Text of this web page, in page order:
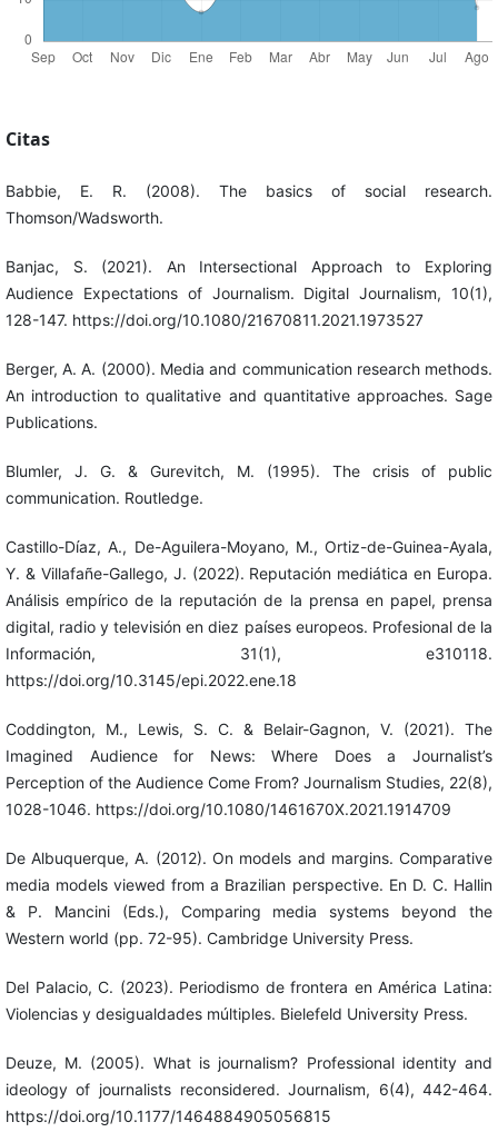
Citas
Babbie, E. R. (2008). The basics of social research.
Thomson/Wadsworth.
Banjac, S. (2021). An Intersectional Approach to Exploring
Audience Expectations of Journalism. Digital Journalism, 10(1),
128-147. https://doi.org/10.1080/21670811.2021.1973527
Berger, A. A. (2000). Media and communication research methods.
An introduction to qualitative and quantitative approaches. Sage
Publications.
Blumler, J. G. & Gurevitch, M. (1995). The crisis of public
communication. Routledge.
Castillo-Díaz, A., De-Aguilera-Moyano, M., Ortiz-de-Guinea-Ayala,
Y. & Villafañe-Gallego, J. (2022). Reputación mediática en Europa.
Análisis empírico de la reputación de la prensa en papel, prensa
digital, radio y televisión en diez países europeos. Profesional de la
Información, 31(1), e310118.
https://doi.org/10.3145/epi.2022.ene.18
Coddington, M., Lewis, S. C. & Belair-Gagnon, V. (2021). The
Imagined Audience for News: Where Does a Journalist’s
Perception of the Audience Come From? Journalism Studies, 22(8),
1028-1046. https://doi.org/10.1080/1461670X.2021.1914709
De Albuquerque, A. (2012). On models and margins. Comparative
media models viewed from a Brazilian perspective. En D. C. Hallin
& P. Mancini (Eds.), Comparing media systems beyond the
Western world (pp. 72-95). Cambridge University Press.
Del Palacio, C. (2023). Periodismo de frontera en América Latina:
Violencias y desigualdades múltiples. Bielefeld University Press.
Deuze, M. (2005). What is journalism? Professional identity and
ideology of journalists reconsidered. Journalism, 6(4), 442-464.
https://doi.org/10.1177/1464884905056815